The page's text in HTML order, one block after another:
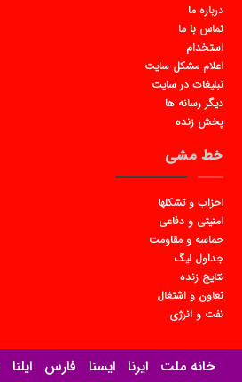
درباره ما
تماس با ما
استخدام
اعلام مشکل سایت
تبلیغات در سایت
دیگر رسانه ها
پخش زنده
خط مشی
احزاب و تشکلها
امنیتی و دفاعی
حماسه و مقاومت
جداول لیگ
نتایج زنده
تعاون و اشتغال
نفت و انرژی
خانه ملت ایرنا ایسنا فارس ایلنا